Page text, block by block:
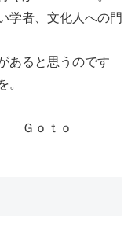
学者、文化人への門
あると思うのです
。